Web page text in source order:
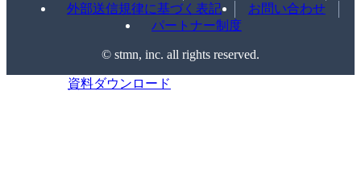
外部送信規律に基づく表記
お問い合わせ
パートナー制度
©️ stmn, inc. all rights reserved.
資料ダウンロード